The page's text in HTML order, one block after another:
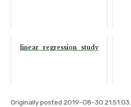
linear_regression_study
Originally posted 2019-08-30 21:51:03.